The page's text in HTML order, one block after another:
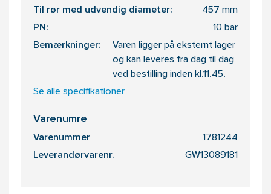
Til rør med udvendig diameter: 457 mm
PN: 10 bar
Bemærkninger:
Varen ligger på eksternt lager
og kan leveres fra dag til dag
ved bestilling inden kl.11.45.
Se alle specifikationer
Varenumre
Varenummer 1781244
Leverandørvarenr. GW13089181